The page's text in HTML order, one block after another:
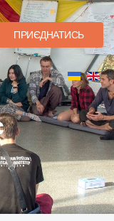
ПРИЄДНАТИСЬ